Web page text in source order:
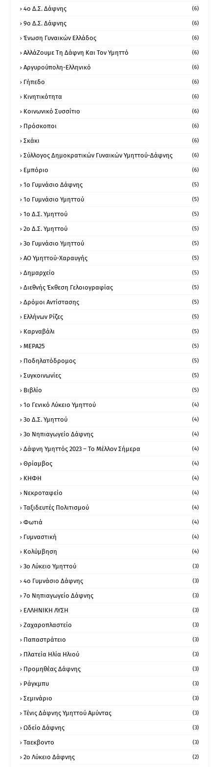
4ο Δ.Σ. Δάφνης (6)
9ο Δ.Σ. Δάφνης (6)
Ένωση Γυναικών Ελλάδος (6)
ΑλλάΖουμε Τη Δάφνη Και Τον Υμηττό (6)
Αργυρούπολη-Ελληνικό (6)
Γήπεδο (6)
Κινητικότητα (6)
Κοινωνικό Συσσίτιο (6)
Πρόσκοποι (6)
Σκάκι (6)
Σύλλογος Δημοκρατικών Γυναικών Υμηττού-Δάφνης (6)
Εμπόριο (6)
1ο Γυμνάσιο Δάφνης (5)
1ο Γυμνάσιο Υμηττού (5)
1ο Δ.Σ. Υμηττού (5)
2ο Δ.Σ. Υμηττού (5)
3ο Γυμνάσιο Υμηττού (5)
ΑΟ Υμηττού-Χαραυγής (5)
Δημαρχείο (5)
Διεθνής Έκθεση Γελοιογραφίας (5)
Δρόμοι Αντίστασης (5)
Ελλήνων Ρίζες (5)
Καρναβάλι (5)
ΜΕΡΑ25 (5)
Ποδηλατόδρομος (5)
Συγκοινωνίες (5)
Βιβλίο (5)
1ο Γενικό Λύκειο Υμηττού (4)
3ο Δ.Σ. Υμηττού (4)
3ο Νηπιαγωγείο Δάφνης (4)
Δάφνη Υμηττός 2023 – Το Μέλλον Σήμερα (4)
Θρίαμβος (4)
ΚΗΦΗ (4)
Νεκροταφείο (4)
Ταξιδευτές Πολιτισμού (4)
Φωτιά (4)
Γυμναστική (4)
Κολύμβηση (4)
3ο Λύκειο Υμηττού (3)
4ο Γυμνάσιο Δάφνης (3)
7ο Νηπιαγωγείο Δάφνης (3)
ΕΛΛΗΝΙΚΗ ΛΥΣΗ (3)
Ζαχαροπλαστείο (3)
Παπαστράτειο (3)
Πλατεία Ηλία Ηλιού (3)
Προμηθέας Δάφνης (3)
Ράγκμπυ (3)
Σεμινάριο (3)
Τένις Δάφνης Υμηττού Αμύντας (3)
Ωδείο Δάφνης (3)
Ταεκβοντο (3)
2ο Λύκειο Δάφνης (2)